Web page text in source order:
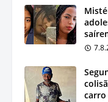
carro